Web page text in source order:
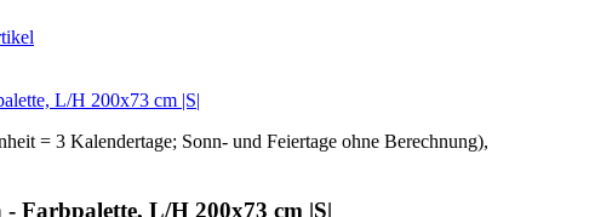
= 3 Kalendertage; Sonn- und Feiertage ohne Berechnung),
Farbpalette, L/H 200x73 cm |S|